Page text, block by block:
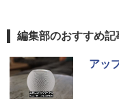
編集部のおすすめ記
アッ